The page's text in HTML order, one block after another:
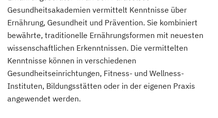
Gesundheitsakademien vermittelt Kenntnisse über
Ernährung, Gesundheit und Prävention. Sie kombiniert
bewährte, traditionelle Ernährungsformen mit neuesten
wissenschaftlichen Erkenntnissen. Die vermittelten
Kenntnisse können in verschiedenen
Gesundheitseinrichtungen, Fitness- und Wellness-
Instituten, Bildungsstätten oder in der eigenen Praxis
angewendet werden.